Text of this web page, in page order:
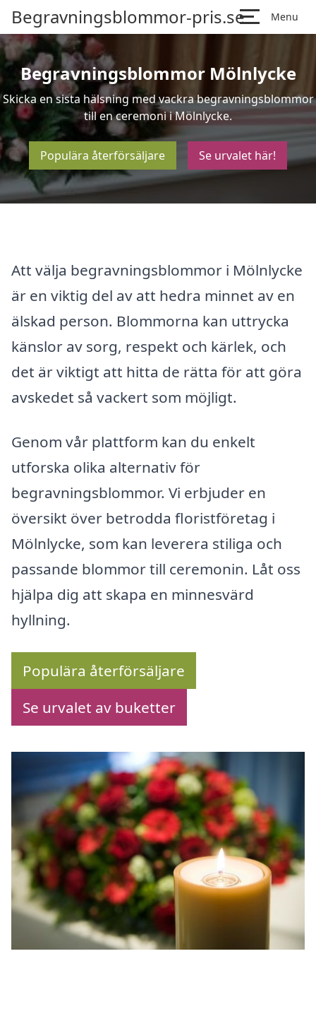
Begravningsblommor-pris.se Menu
Begravningsblommor Mölnlycke
Skicka en sista hälsning med vackra begravningsblommor
till en ceremoni i Mölnlycke.
Populära återförsäljare Se urvalet här!
Att välja begravningsblommor i Mölnlycke
är en viktig del av att hedra minnet av en
älskad person. Blommorna kan uttrycka
känslor av sorg, respekt och kärlek, och
det är viktigt att hitta de rätta för att göra
avskedet så vackert som möjligt.
Genom vår plattform kan du enkelt
utforska olika alternativ för
begravningsblommor. Vi erbjuder en
översikt över betrodda floristföretag i
Mölnlycke, som kan leverera stiliga och
passande blommor till ceremonin. Låt oss
hjälpa dig att skapa en minnesvärd
hyllning.
Populära återförsäljare
Se urvalet av buketter